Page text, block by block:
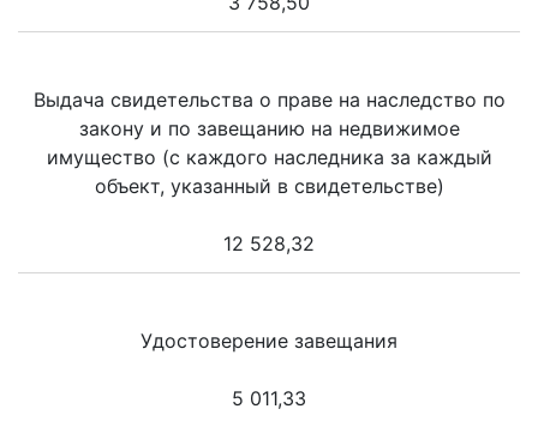
Выдача свидетельства о праве на наследство по
закону и по завещанию на недвижимое
имущество (с каждого наследника за каждый
объект, указанный в свидетельстве)
12 528,32
Удостоверение завещания
5 011,33